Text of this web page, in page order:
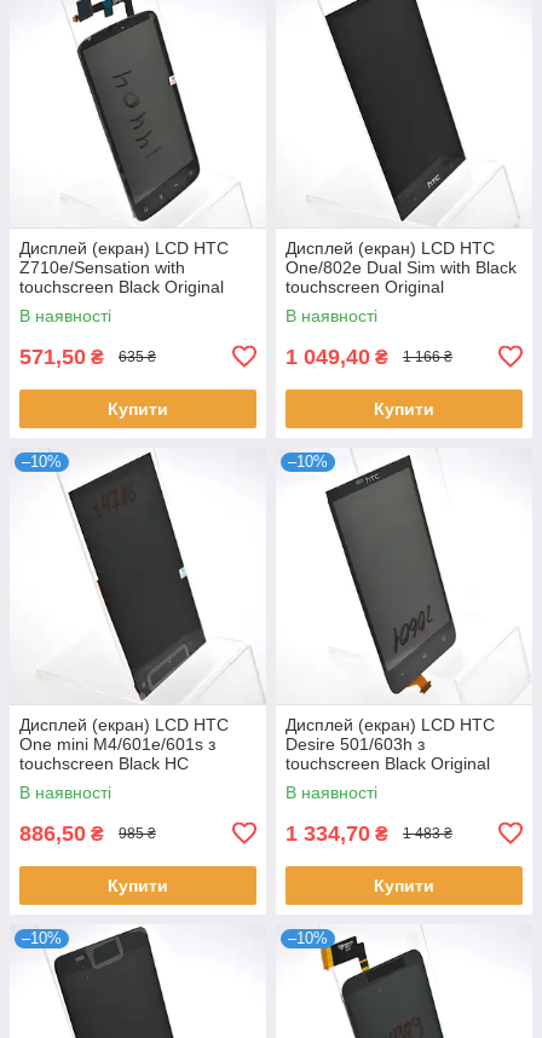
Дисплей (екран) LCD HTC
Z710e/Sensation with
touchscreen Black Original
В наявності
571,50 ₴ 635 ₴
Купити
Дисплей (екран) LCD HTC
One/802e Dual Sim with Black
touchscreen Original
В наявності
1 049,40 ₴ 1 166 ₴
Купити
–10%
Дисплей (екран) LCD HTC
One mini M4/601e/601s з
touchscreen Black HC
В наявності
886,50 ₴ 985 ₴
Купити
–10%
Дисплей (екран) LCD HTC
Desire 501/603h з
touchscreen Black Original
В наявності
1 334,70 ₴ 1 483 ₴
Купити
–10% –10%